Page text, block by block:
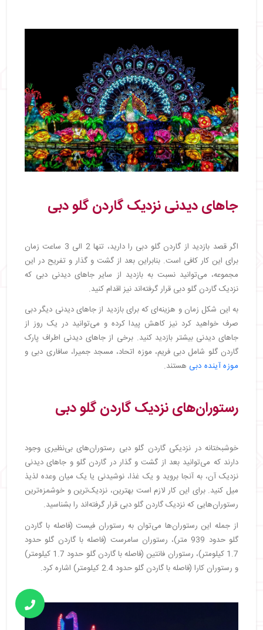
جاهای دیدنی نزدیک گاردن گلو دبی
اگر قصد بازدید از گاردن گلو دبی را دارید، تنها 2 الی 3 ساعت زمان
برای این کار کافی است. بنابراین بعد از گشت و گذار و تفریح در این
مجموعه، می‌توانید نسبت به بازدید از سایر جاهای دیدنی دبی که
نزدیک گاردن گلو دبی قرار گرفته‌اند نیز اقدام کنید.
به این شکل زمان و هزینه‌ای که برای بازدید از جاهای دیدنی دیگر دبی
صرف خواهید کرد نیز کاهش پیدا کرده و می‌توانید در یک روز از
جاهای دیدنی بیشتر بازدید کنید. برخی از جاهای دیدنی اطراف پارک
گاردن گلو شامل دبی فریم، موزه اتحاد، مسجد جمیرا، سافاری دبی و
موزه آینده دبی هستند.
رستوران‌های نزدیک گاردن گلو دبی
خوشبختانه در نزدیکی گاردن گلو دبی رستوران‌های بی‌نظیری وجود
دارند که می‌توانید بعد از گشت و گذار در گاردن گلو و جاهای دیدنی
نزدیک آن، به آنجا بروید و یک غذا، نوشیدنی یا یک میان وعده لذیذ
میل کنید. برای این کار لازم است بهترین، نزدیک‌ترین و خوشمزه‌ترین
رستوران‌هایی که نزدیک گاردن گلو دبی قرار گرفته‌اند را بشناسید.
از جمله این رستوران‌ها می‌توان به رستوران فیست (فاصله با گاردن
گلو حدود 939 متر)، رستوران سامرست (فاصله با گاردن گلو حدود
1.7 کیلومتر)، رستوران فانتین (فاصله با گاردن گلو حدود 1.7 کیلومتر)
و رستوران کارا (فاصله با گاردن گلو حدود 2.4 کیلومتر) اشاره کرد.